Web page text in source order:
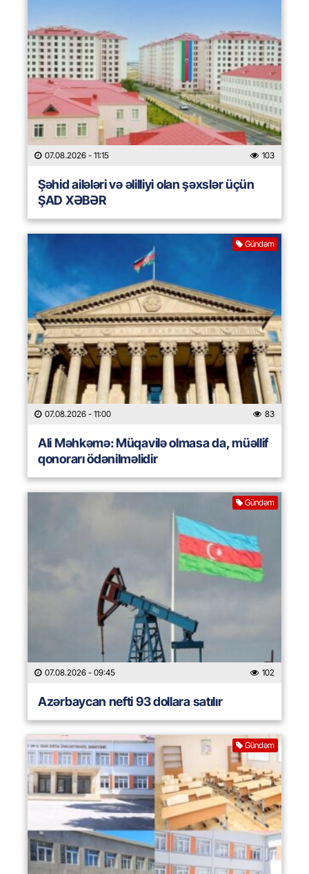
07.08.2026 - 11:15 103
Şəhid ailələri və əlilliyi olan şəxslər üçün
ŞAD XƏBƏR
Gündəm
07.08.2026 - 11:00 83
Ali Məhkəmə: Müqavilə olmasa da, müəllif
qonorarı ödənilməlidir
Gündəm
07.08.2026 - 09:45 102
Azərbaycan nefti 93 dollara satılır
Gündəm